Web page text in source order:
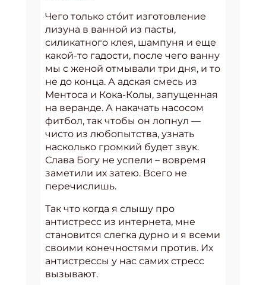
Чего только стóит изготовление
лизуна в ванной из пасты,
силикатного клея, шампуня и еще
какой-то гадости, после чего ванну
мы с женой отмывали три дня, и то
не до конца. А адская смесь из
Ментоса и Кока-Колы, запущенная
на веранде. А накачать насосом
фитбол, так чтобы он лопнул —
чисто из любопытства, узнать
насколько громкий будет звук.
Слава Богу не успели – вовремя
заметили их затею. Всего не
перечислишь.
Так что когда я слышу про
антистресс из интернета, мне
становится слегка дурно и я всеми
своими конечностями против. Их
антистрессы у нас самих стресс
вызывают.